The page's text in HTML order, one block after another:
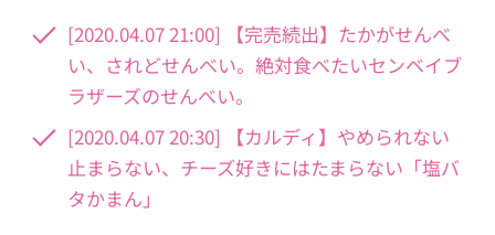
[2020.04.07 21:00] 【完売続出】たかがせんべ
い、されどせんべい。絶対食べたいセンベイブ
ラザーズのせんべい。
[2020.04.07 20:30] 【カルディ】やめられない
止まらない、チーズ好きにはたまらない「塩バ
タかまん」